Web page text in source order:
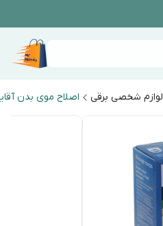
لوازم شخصی برقی اصلاح موی بدن